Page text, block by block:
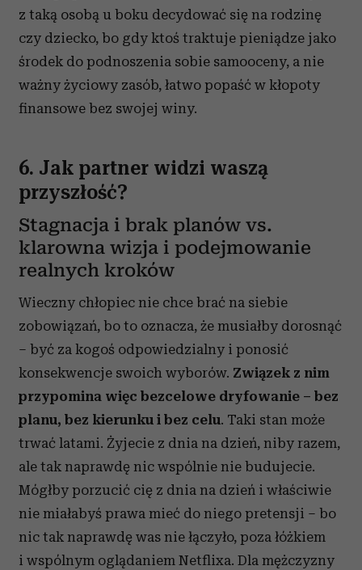
z taką osobą u boku decydować się na rodzinę
czy dziecko, bo gdy ktoś traktuje pieniądze jako
środek do podnoszenia sobie samooceny, a nie
ważny życiowy zasób, łatwo popaść w kłopoty
finansowe bez swojej winy.
6. Jak partner widzi waszą
przyszłość?
Stagnacja i brak planów vs.
klarowna wizja i podejmowanie
realnych kroków
Wieczny chłopiec nie chce brać na siebie
zobowiązań, bo to oznacza, że musiałby dorosnąć
– być za kogoś odpowiedzialny i ponosić
konsekwencje swoich wyborów. Związek z nim
przypomina więc bezcelowe dryfowanie – bez
planu, bez kierunku i bez celu. Taki stan może
trwać latami. Żyjecie z dnia na dzień, niby razem,
ale tak naprawdę nic wspólnie nie budujecie.
Mógłby porzucić cię z dnia na dzień i właściwie
nie miałabyś prawa mieć do niego pretensji – bo
nic tak naprawdę was nie łączyło, poza łóżkiem
i wspólnym oglądaniem Netflixa. Dla mężczyzny